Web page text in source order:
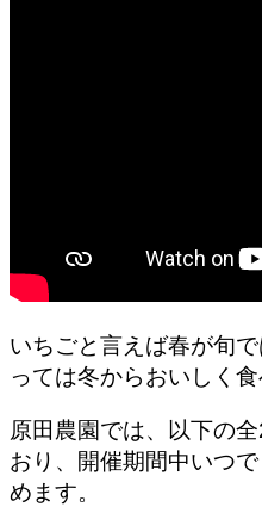
いちごと言えば春が旬
っては冬からおいしく
原田農園では、以下の
おり、 開催期間中いつで
めます。